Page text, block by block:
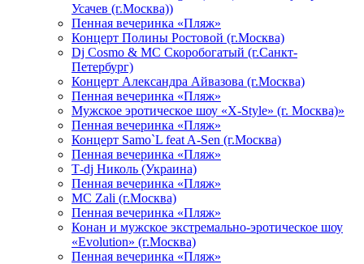
Усачев (г.Москва))
Пенная вечеринка «Пляж»
Концерт Полины Ростовой (г.Москва)
Dj Cosmo & МС Скоробогатый (г.Санкт-
Петербург)
Концерт Александра Айвазова (г.Москва)
Пенная вечеринка «Пляж»
Мужское эротическое шоу «X-Style» (г. Москва)»
Пенная вечеринка «Пляж»
Концерт Samo`L feat A-Sen (г.Москва)
Пенная вечеринка «Пляж»
Т-dj Николь (Украина)
Пенная вечеринка «Пляж»
МС Zali (г.Москва)
Пенная вечеринка «Пляж»
Конан и мужское экстремально-эротическое шоу
«Evolution» (г.Москва)
Пенная вечеринка «Пляж»